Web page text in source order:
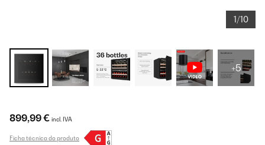
1/10
+5
899,99 € incl. IVA
Ficha técnica do produto